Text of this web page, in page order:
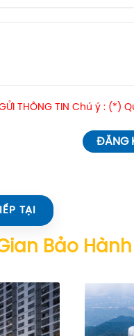
THÔNG TIN Chú ý : (*)
ĐĂNG
TẠI
Bảo